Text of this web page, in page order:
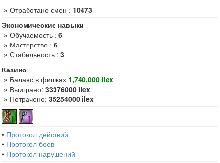
» Отработано смен : 10473
Экономические навыки
» Обучаемость : 6
» Мастерство : 6
» Стабильность : 3
Казино
» Баланс в фишках 1,740,000 ilex
» Выиграно: 33376000 ilex
» Потрачено: 35254000 ilex
• Протокол действий
• Протокол боев
• Протокол нарушений